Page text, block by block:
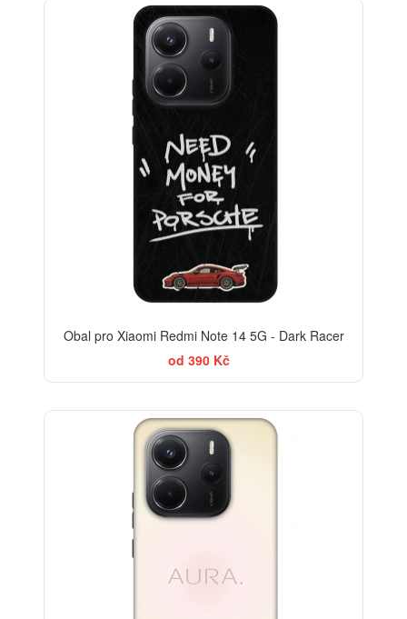
Obal pro Xiaomi Redmi Note 14 5G - Dark Racer
od 390 Kč